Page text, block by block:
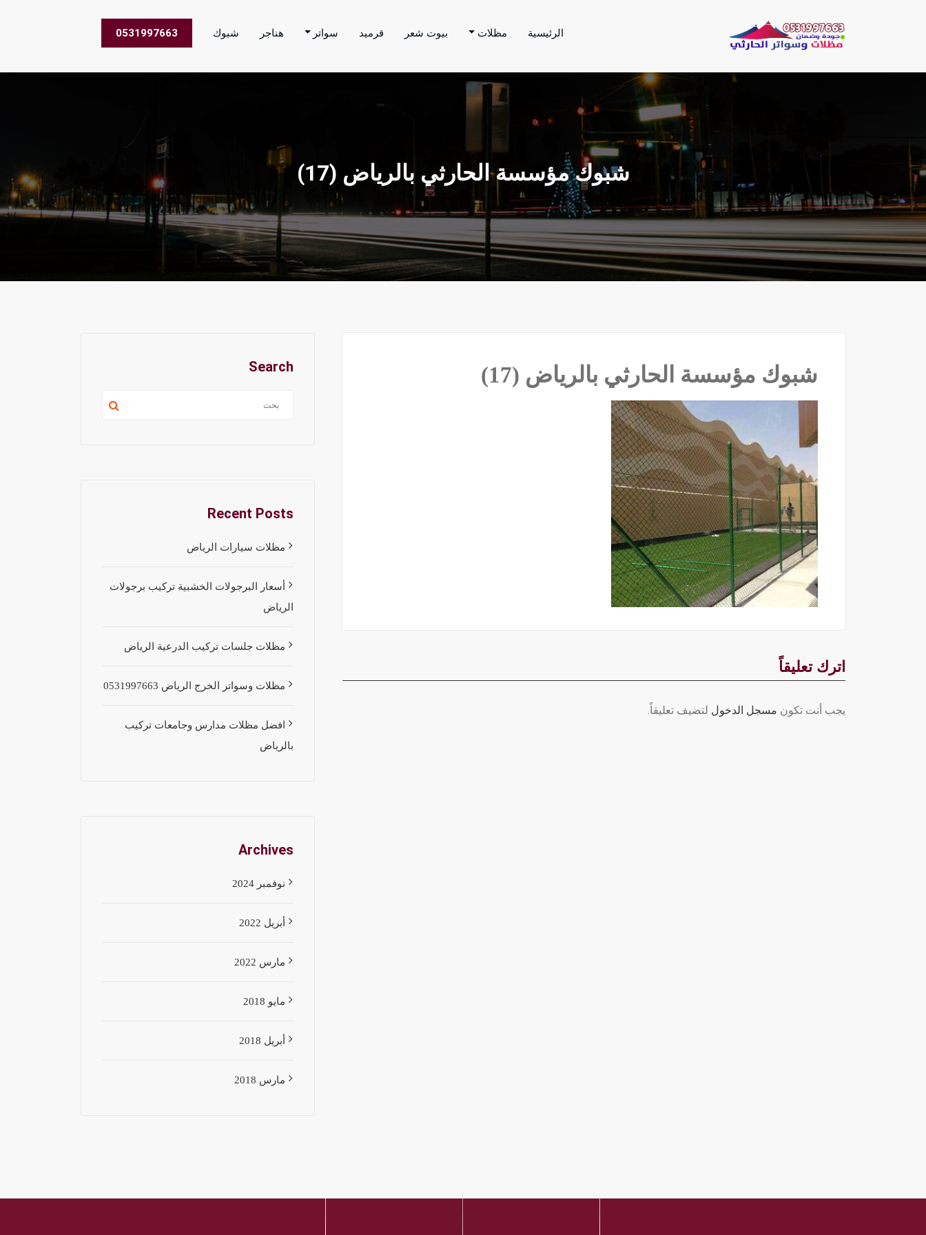
مظلات الحارثي نقوم بتنفيذ اعمال المظلات والسواتر والهناجر وغيرها من الاعمال في جميع مناطق المملكة العربية السعودية
الرئيسية مظلات بيوت شعر قرميد سواتر هناجر شبوك 0531997663
شبوك مؤسسة الحارثي بالرياض (17)
شبوك مؤسسة الحارثي بالرياض (17)
اترك تعليقاً
يجب أنت تكون مسجل الدخول لتضيف تعليقاً.
Search
Recent Posts
مظلات سيارات الرياض
أسعار البرجولات الخشبية تركيب برجولات
الرياض
مظلات جلسات تركيب الدرعية الرياض
مظلات وسواتر الخرج الرياض 0531997663
افضل مظلات مدارس وجامعات تركيب
بالرياض
Archives
نوفمبر 2024
أبريل 2022
مارس 2022
مايو 2018
أبريل 2018
مارس 2018